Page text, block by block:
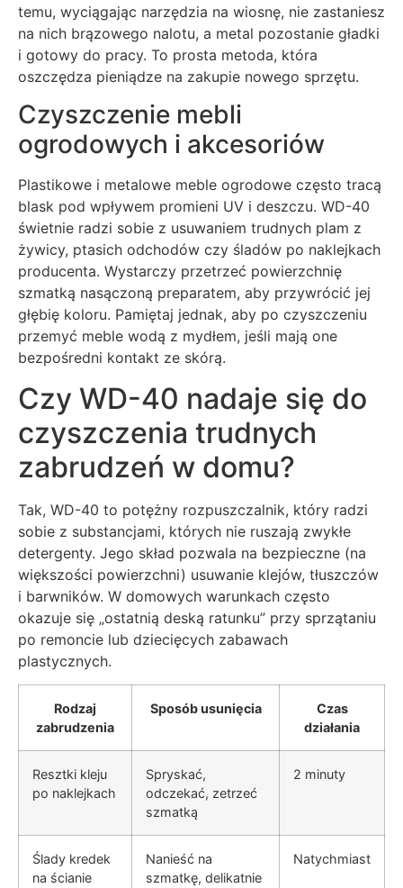
temu, wyciągając narzędzia na wiosnę, nie zastaniesz
na nich brązowego nalotu, a metal pozostanie gładki
i gotowy do pracy. To prosta metoda, która
oszczędza pieniądze na zakupie nowego sprzętu.
Czyszczenie mebli
ogrodowych i akcesoriów
Plastikowe i metalowe meble ogrodowe często tracą
blask pod wpływem promieni UV i deszczu. WD-40
świetnie radzi sobie z usuwaniem trudnych plam z
żywicy, ptasich odchodów czy śladów po naklejkach
producenta. Wystarczy przetrzeć powierzchnię
szmatką nasączoną preparatem, aby przywrócić jej
głębię koloru. Pamiętaj jednak, aby po czyszczeniu
przemyć meble wodą z mydłem, jeśli mają one
bezpośredni kontakt ze skórą.
Czy WD-40 nadaje się do
czyszczenia trudnych
zabrudzeń w domu?
Tak, WD-40 to potężny rozpuszczalnik, który radzi
sobie z substancjami, których nie ruszają zwykłe
detergenty. Jego skład pozwala na bezpieczne (na
większości powierzchni) usuwanie klejów, tłuszczów
i barwników. W domowych warunkach często
okazuje się „ostatnią deską ratunku” przy sprzątaniu
po remoncie lub dziecięcych zabawach
plastycznych.
Rodzaj
zabrudzenia
Sposób usunięcia
Czas
działania
Resztki kleju
po naklejkach
Spryskać,
odczekać, zetrzeć
szmatką
2 minuty
Ślady kredek
na ścianie
Nanieść na
szmatkę, delikatnie
Natychmiast